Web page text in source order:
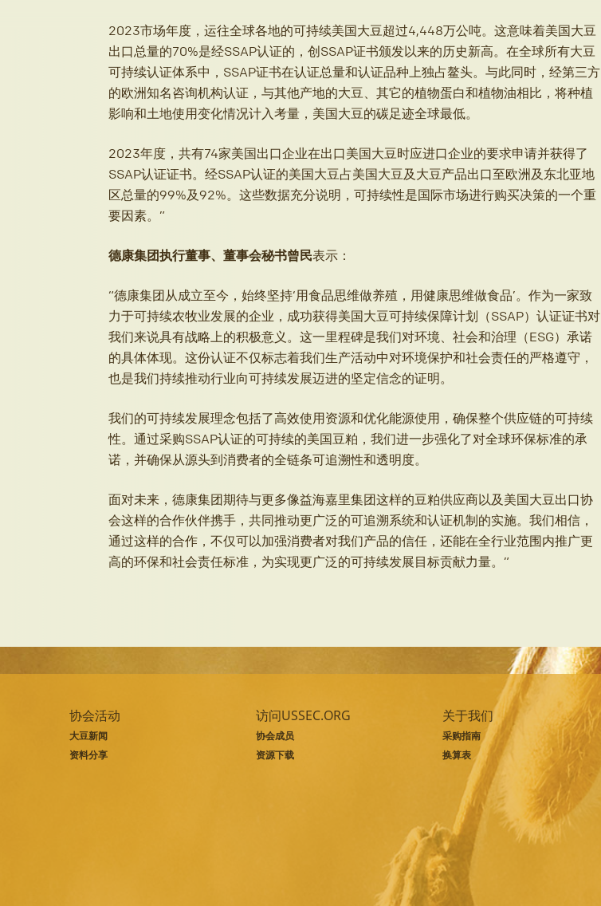
2023市场年度，运往全球各地的可持续美国大豆超过4,448万公吨。这意味着美国大豆
出口总量的70%是经SSAP认证的，创SSAP证书颁发以来的历史新高。在全球所有大豆
可持续认证体系中，SSAP证书在认证总量和认证品种上独占鳌头。与此同时，经第三方
的欧洲知名咨询机构认证，与其他产地的大豆、其它的植物蛋白和植物油相比，将种植
影响和土地使用变化情况计入考量，美国大豆的碳足迹全球最低。
2023年度，共有74家美国出口企业在出口美国大豆时应进口企业的要求申请并获得了
SSAP认证证书。经SSAP认证的美国大豆占美国大豆及大豆产品出口至欧洲及东北亚地
区总量的99%及92%。这些数据充分说明，可持续性是国际市场进行购买决策的一个重
要因素。”
德康集团执行董事、董事会秘书曾民表示：
“德康集团从成立至今，始终坚持‘用食品思维做养殖，用健康思维做食品’。作为一家致
力于可持续农牧业发展的企业，成功获得美国大豆可持续保障计划（SSAP）认证证书对
我们来说具有战略上的积极意义。这一里程碑是我们对环境、社会和治理（ESG）承诺
的具体体现。这份认证不仅标志着我们生产活动中对环境保护和社会责任的严格遵守，
也是我们持续推动行业向可持续发展迈进的坚定信念的证明。
我们的可持续发展理念包括了高效使用资源和优化能源使用，确保整个供应链的可持续
性。通过采购SSAP认证的可持续的美国豆粕，我们进一步强化了对全球环保标准的承
诺，并确保从源头到消费者的全链条可追溯性和透明度。
面对未来，德康集团期待与更多像益海嘉里集团这样的豆粕供应商以及美国大豆出口协
会这样的合作伙伴携手，共同推动更广泛的可追溯系统和认证机制的实施。我们相信，
通过这样的合作，不仅可以加强消费者对我们产品的信任，还能在全行业范围内推广更
高的环保和社会责任标准，为实现更广泛的可持续发展目标贡献力量。”
协会活动
大豆新闻
资料分享
访问USSEC.ORG
协会成员
资源下载
关于我们
采购指南
换算表